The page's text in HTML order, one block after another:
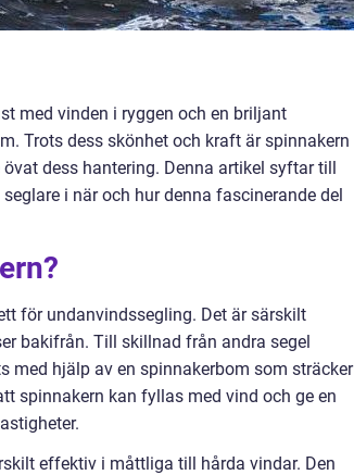
med vinden i ryggen och en briljant
Trots dess skönhet och kraft är spinnakern
dess hantering. Denna artikel syftar till
i när och hur denna fascinerande del
för undanvindssegling. Det är särskilt
bakifrån. Till skillnad från andra segel
med hjälp av en spinnakerbom som sträcker
spinnakern kan fyllas med vind och ge en
effektiv i måttliga till hårda vindar. Den